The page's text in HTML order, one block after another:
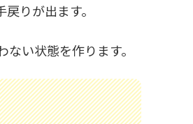
りが出ます。
い状態を作ります。